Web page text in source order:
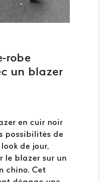
robe
un blazer
en cuir noir
possibilités de
de jour,
le blazer sur un
chino. Cet